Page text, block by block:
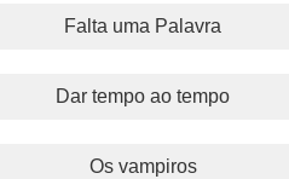
Falta uma Palavra
Dar tempo ao tempo
Os vampiros